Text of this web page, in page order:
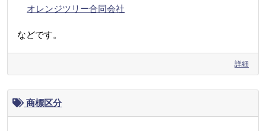
オレンジツリー合同会社
などです。
詳細
商標区分